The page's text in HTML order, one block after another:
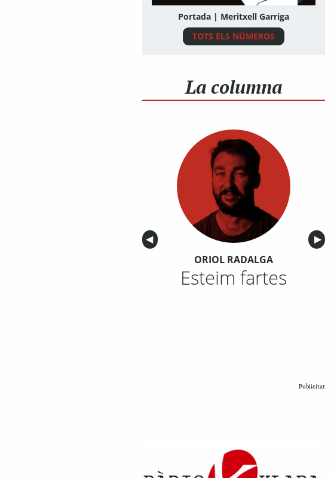
Portada | Meritxell Garriga
TOTS ELS NÚMEROS
La columna
Anterior
◀︎ ▶︎
ORIOL RADALGA
Esteim fartes
Publicitat